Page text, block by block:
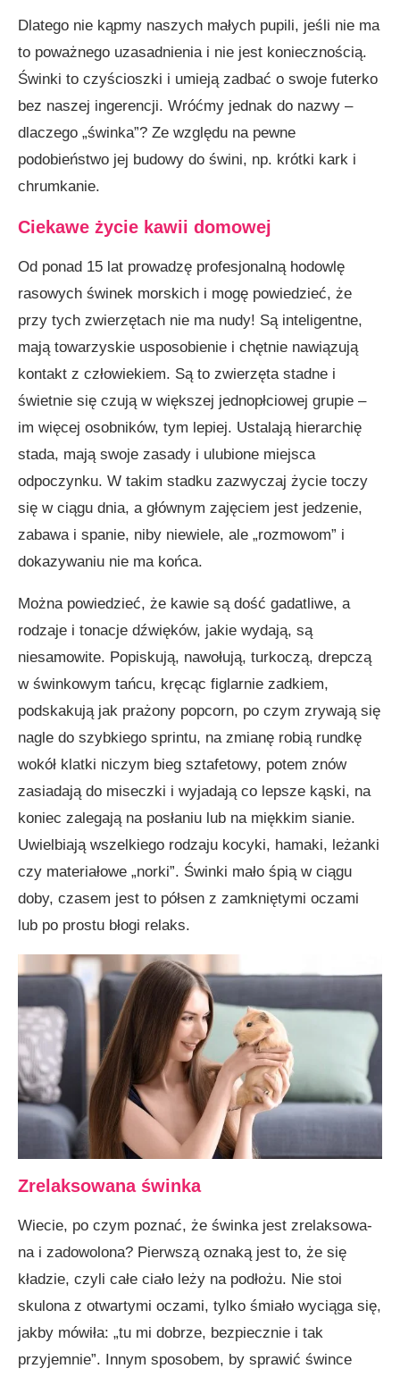
Dlatego nie kąpmy naszych małych pupili, jeśli nie ma
to poważnego uzasadnienia i nie jest koniecznością.
Świnki to czyścioszki i umieją zadbać o swoje futerko
bez naszej ingeren­cji. Wróćmy jednak do nazwy –
dlaczego „świnka”? Ze względu na pewne
podobieństwo jej budowy do świni, np. krótki kark i
chrumkanie.
Ciekawe życie kawii domowej
Od ponad 15 lat prowadzę profesjonalną hodowlę
rasowych świnek morskich i mogę powiedzieć, że
przy tych zwierzętach nie ma nudy! Są inteligentne,
mają towarzyskie usposobienie i chętnie nawiązują
kontakt z człowiekiem. Są to zwierzęta stadne i
świetnie się czują w większej jednopłciowej grupie –
im więcej osobników, tym lepiej. Ustalają hierarchię
stada, mają swoje zasady i ulubione miejsca
odpoczynku. W takim stadku zazwyczaj życie toczy
się w ciągu dnia, a głównym zajęciem jest jedzenie,
zabawa i spanie, niby niewiele, ale „rozmowom” i
dokazywaniu nie ma końca.
Można powiedzieć, że kawie są dość gadatliwe, a
rodzaje i tonacje dźwięków, jakie wydają, są
niesamowite. Popiskują, nawołują, turkoczą, drepczą
w świnkowym tań­cu, kręcąc figlarnie zadkiem,
podskakują jak prażony popcorn, po czym zrywają się
nagle do szybkiego sprintu, na zmianę robią rundkę
wokół klatki niczym bieg sztafetowy, potem znów
zasiadają do miseczki i wyjadają co lepsze kąski, na
koniec zale­gają na posłaniu lub na miękkim sianie.
Uwielbiają wszelkiego rodzaju kocyki, hamaki, leżanki
czy materiałowe „norki”. Świnki mało śpią w ciągu
doby, czasem jest to półsen z zamkniętymi oczami
lub po prostu błogi relaks.
Zrelaksowana świnka
Wiecie, po czym poznać, że świnka jest zrelaksowa­
na i zadowolona? Pierwszą oznaką jest to, że się
kładzie, czyli całe ciało leży na podłożu. Nie stoi
skulona z otwartymi oczami, tylko śmiało wyciąga się,
jakby mówiła: „tu mi dobrze, bezpiecznie i tak
przyjemnie”. Innym sposobem, by sprawić śwince